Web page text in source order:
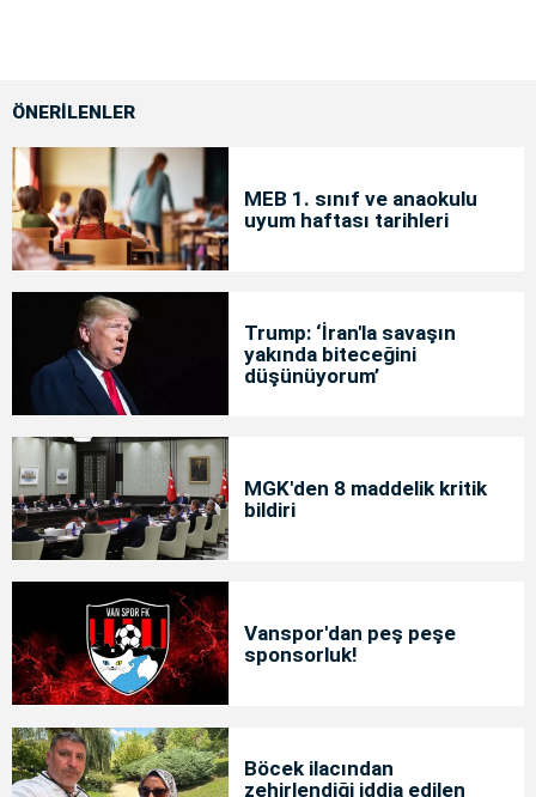
ÖNERİLENLER
MEB 1. sınıf ve anaokulu
uyum haftası tarihleri
Trump: ‘İran'la savaşın
yakında biteceğini
düşünüyorum’
MGK'den 8 maddelik kritik
bildiri
Vanspor'dan peş peşe
sponsorluk!
Böcek ilacından
zehirlendiği iddia edilen